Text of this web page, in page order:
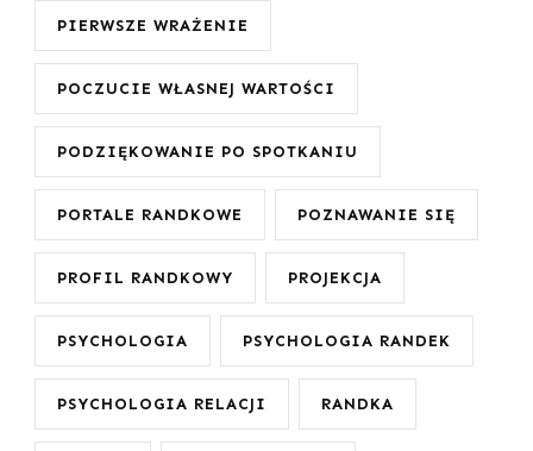
PIERWSZE WRAŻENIE
POCZUCIE WŁASNEJ WARTOŚCI
PODZIĘKOWANIE PO SPOTKANIU
PORTALE RANDKOWE POZNAWANIE SIĘ
PROFIL RANDKOWY PROJEKCJA
PSYCHOLOGIA PSYCHOLOGIA RANDEK
PSYCHOLOGIA RELACJI RANDKA